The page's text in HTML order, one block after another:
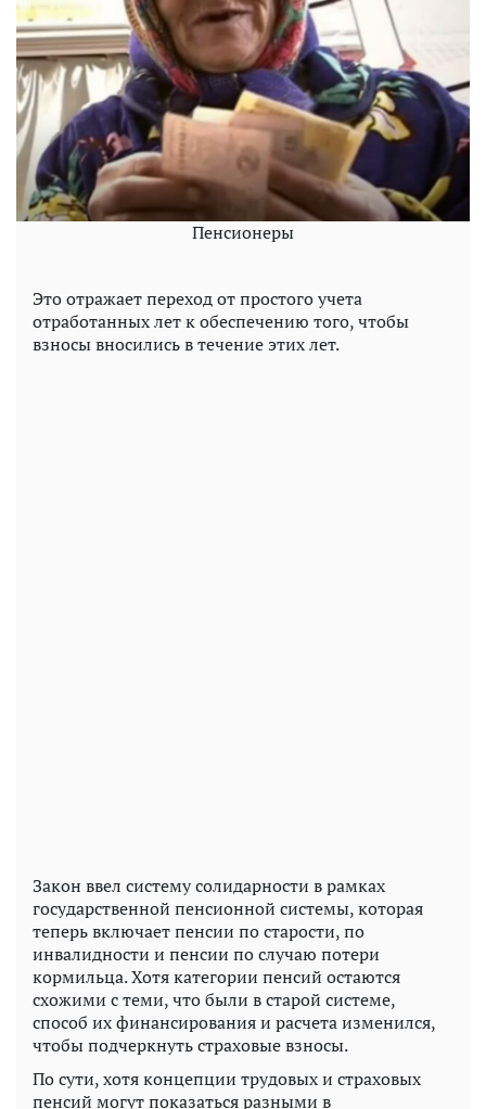
Пенсионеры
Это отражает переход от простого учета
отработанных лет к обеспечению того, чтобы
взносы вносились в течение этих лет.
Закон ввел систему солидарности в рамках
государственной пенсионной системы, которая
теперь включает пенсии по старости, по
инвалидности и пенсии по случаю потери
кормильца. Хотя категории пенсий остаются
схожими с теми, что были в старой системе,
способ их финансирования и расчета изменился,
чтобы подчеркнуть страховые взносы.
По сути, хотя концепции трудовых и страховых
пенсий могут показаться разными в